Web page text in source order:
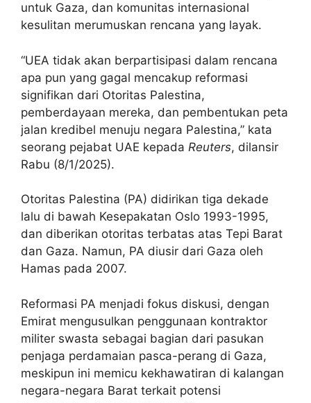
untuk Gaza, dan komunitas internasional
kesulitan merumuskan rencana yang layak.
“UEA tidak akan berpartisipasi dalam rencana
apa pun yang gagal mencakup reformasi
signifikan dari Otoritas Palestina,
pemberdayaan mereka, dan pembentukan peta
jalan kredibel menuju negara Palestina,” kata
seorang pejabat UAE kepada Reuters, dilansir
Rabu (8/1/2025).
Otoritas Palestina (PA) didirikan tiga dekade
lalu di bawah Kesepakatan Oslo 1993-1995,
dan diberikan otoritas terbatas atas Tepi Barat
dan Gaza. Namun, PA diusir dari Gaza oleh
Hamas pada 2007.
Reformasi PA menjadi fokus diskusi, dengan
Emirat mengusulkan penggunaan kontraktor
militer swasta sebagai bagian dari pasukan
penjaga perdamaian pasca-perang di Gaza,
meskipun ini memicu kekhawatiran di kalangan
negara-negara Barat terkait potensi